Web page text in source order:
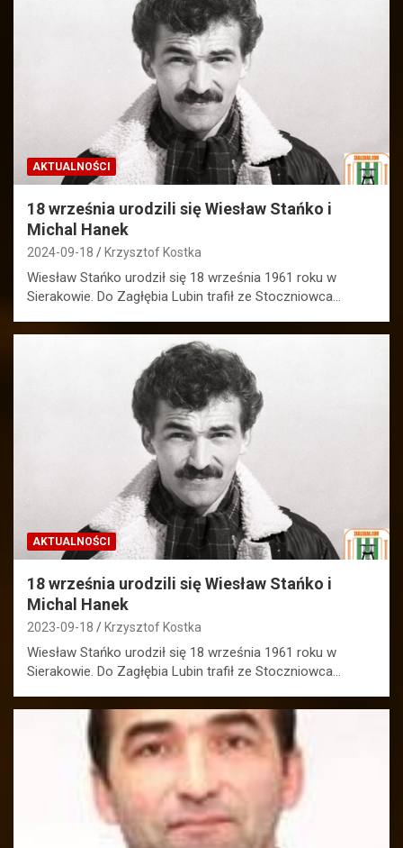
AKTUALNOŚCI
18 września urodzili się Wiesław Stańko i
Michal Hanek
2024-09-18 Krzysztof Kostka
Wiesław Stańko urodził się 18 września 1961 roku w
Sierakowie. Do Zagłębia Lubin trafił ze Stoczniowca…
AKTUALNOŚCI
18 września urodzili się Wiesław Stańko i
Michal Hanek
2023-09-18 Krzysztof Kostka
Wiesław Stańko urodził się 18 września 1961 roku w
Sierakowie. Do Zagłębia Lubin trafił ze Stoczniowca…